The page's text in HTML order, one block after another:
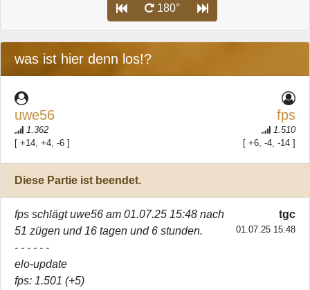
180°
was ist hier denn los!?
uwe56
1.362
[ +14, +4, -6 ]
fps
1.510
[ +6, -4, -14 ]
Diese Partie ist beendet.
tgc
01.07.25 15:48
fps schlägtuwe56 am 01.07.25 15:48 nach
51 zügen und 16 tagen und 6 stunden.
- - - - - -
elo-update
fps: 1.501 (+5)